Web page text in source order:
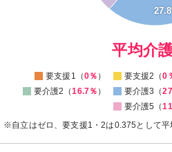
0
平均介
要支援1（0％ ） 要支援2（0
要介護2（16.7％ ） 要介護3（
要介護5（
※自立はゼロ、要支援1・2は0.375として平